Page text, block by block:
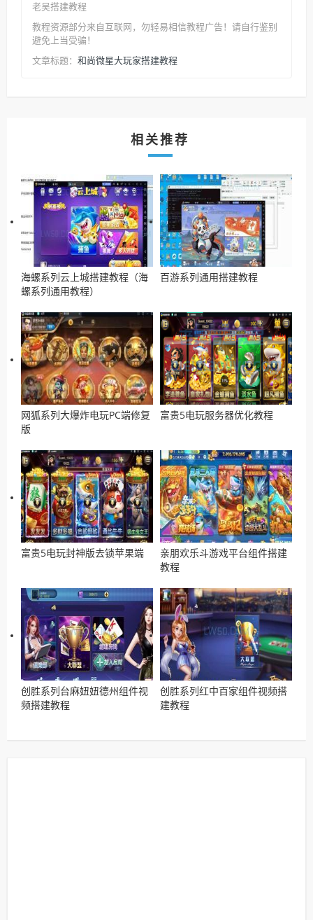
老吴搭建教程
教程资源部分来自互联网，勿轻易相信教程广告！请自行鉴别
避免上当受骗！
文章标题： 和尚微星大玩家搭建教程
相关推荐
海螺系列云上城搭建教程（海
螺系列通用教程）
百游系列通用搭建教程
网狐系列大爆炸电玩PC端修复
版
富贵5电玩服务器优化教程
富贵5电玩封神版去锁苹果端
亲朋欢乐斗游戏平台组件搭建
教程
创胜系列台麻妞妞德州组件视
频搭建教程
创胜系列红中百家组件视频搭
建教程